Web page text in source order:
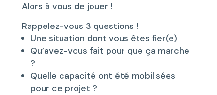
Alors à vous de jouer !
Rappelez-vous 3 questions !
Une situation dont vous êtes fier(e)
Qu’avez-vous fait pour que ça marche
?
Quelle capacité ont été mobilisées
pour ce projet ?